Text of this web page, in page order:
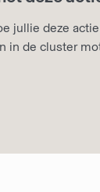
jullie deze
in de cluster